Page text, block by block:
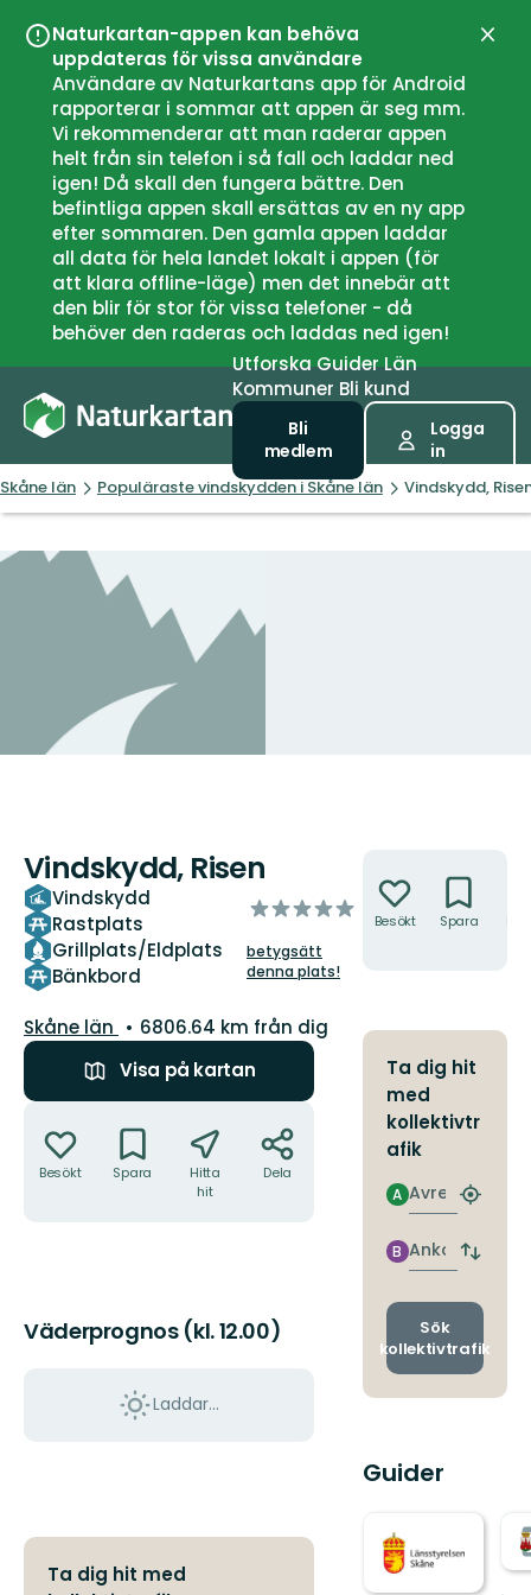
Naturkartan-appen kan behöva
uppdateras för vissa användare
Användare av Naturkartans app för Android
rapporterar i sommar att appen är seg mm.
Vi rekommenderar att man raderar appen
helt från sin telefon i så fall och laddar ned
igen! Då skall den fungera bättre. Den
befintliga appen skall ersättas av en ny app
efter sommaren. Den gamla appen laddar
all data för hela landet lokalt i appen (för
att klara offline-läge) men det innebär att
den blir för stor för vissa telefoner - då
behöver den raderas och laddas ned igen!
UtforskaGuiderLän
Kommuner Bli kund
Bli
medlem
Logga
in
Skåne län Populäraste vindskydden i Skåne län Vindskydd,
Vindskydd, Risen
Vindskydd
Rastplats
Grillplats/Eldplats
Bänkbord
av
stjärnor
betygsätt
denna plats!
Län:
Skåne län
6806.64 km från dig
Visa på kartan
Besökt Spara
Hitta
hit
Dela
Väderprognos (kl. 12.00)
Laddar...
Ta dig hit med
Besökt Spara
Ta dig hit
med
kollektivtr
afik
Avresa
A
Hitta
Ankomst
B
Byt
och
Sök
kollektivtrafik
Guider